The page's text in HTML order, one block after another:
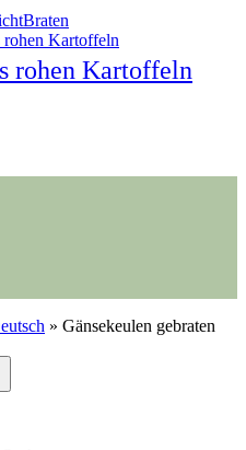
Braten
rohen Kartoffeln
» Gänsekeulen gebraten